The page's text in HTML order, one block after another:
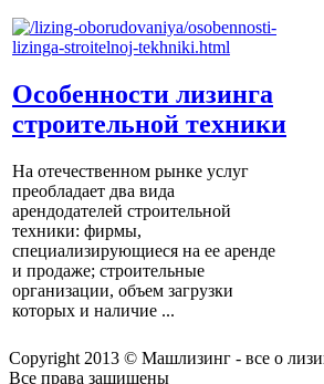
Особенности лизинга
строительной техники
На отечественном рынке услуг
преобладает два вида
арендодателей строительной
техники: фирмы,
специализирующиеся на ее аренде
и продаже; строительные
организации, объем загрузки
которых и наличие ...
Copyright 2013 © Машлизинг - все о
Все права защищены